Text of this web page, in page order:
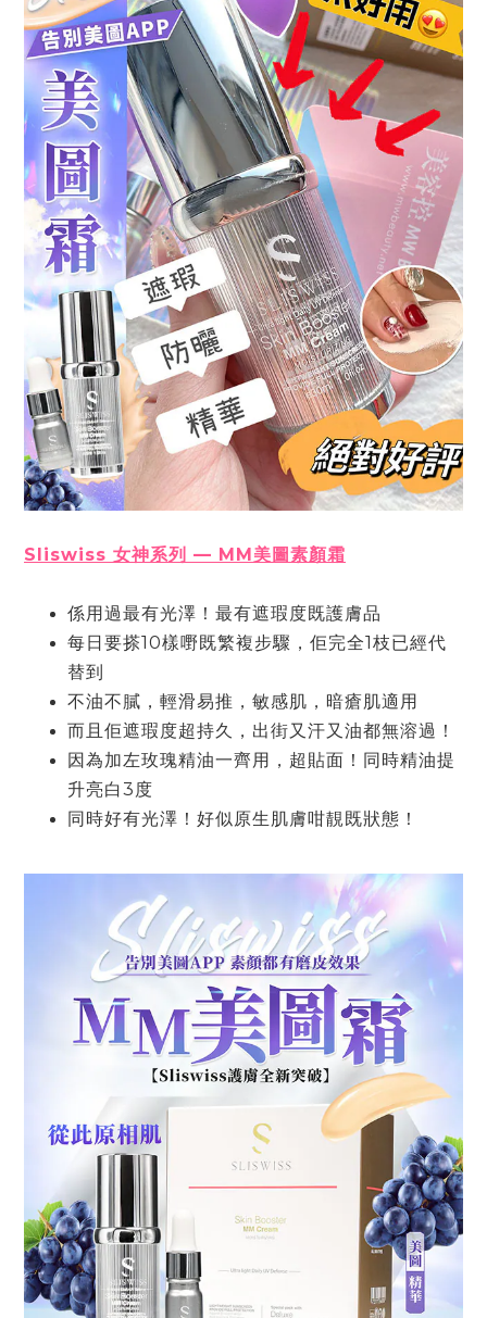
Sliswiss 女神系列 — MM美圖素顏霜
係⽤過最有光澤！最有遮瑕度既護膚品
每⽇要搽10樣嘢既繁複步驟，佢完全1枝已經代
替到
不油不膩，輕滑易推，敏感肌，暗瘡肌適⽤
⽽且佢遮瑕度超持久，出街⼜汗⼜油都無溶過！
因為加左玫瑰精油⼀齊⽤，超貼⾯！同時精油提
升亮⽩3度
同時好有光澤！好似原⽣肌膚咁靚既狀態！